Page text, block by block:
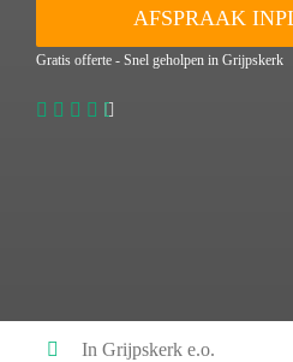
AFSPRAAK
Gratis offerte - Snel geholpen in Grijpskerk
In Grijpskerk e.o.